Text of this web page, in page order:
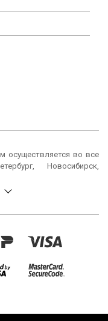
осуществляется во все
Новосибирск,
Воронеж, Волгоград,
Владивосток, Томск,
Тула, Калининград,
Тверь, Магнитогорск,
Смоленск, Волжский,
Нижнекамск, Шахты,